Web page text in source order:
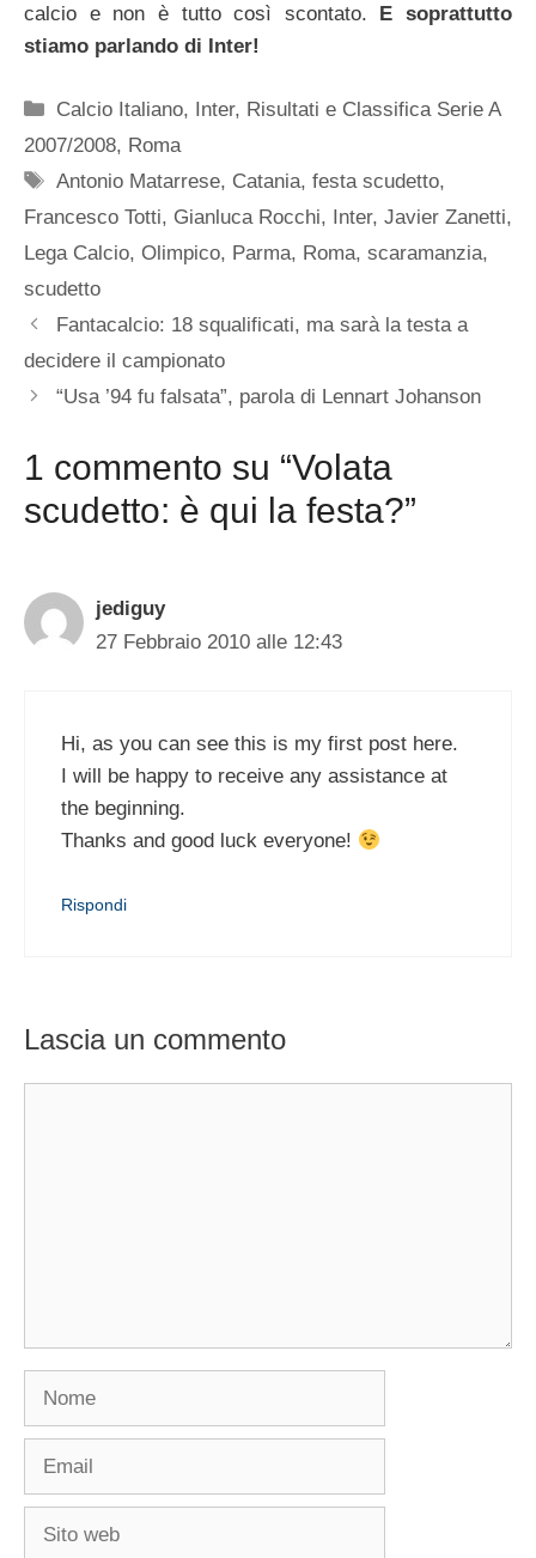
calcio e non è tutto così scontato. E soprattutto
stiamo parlando di Inter!
Categorie
Calcio Italiano, Inter, Risultati e Classifica Serie A
2007/2008, Roma
Tag
Antonio Matarrese, Catania,festa scudetto,
Francesco Totti, Gianluca Rocchi, Inter, Javier Zanetti,
Lega Calcio, Olimpico, Parma, Roma, scaramanzia,
scudetto
Fantacalcio: 18 squalificati, ma sarà la testa a
decidere il campionato
“Usa ’94 fu falsata”, parola di Lennart Johanson
1 commento su “Volata
scudetto: è qui la festa?”
jediguy
27 Febbraio 2010 alle 12:43
Hi, as you can see this is my first post here.
I will be happy to receive any assistance at
the beginning.
Thanks and good luck everyone!
Rispondi
Lascia un commento
Nome
Email
Sito